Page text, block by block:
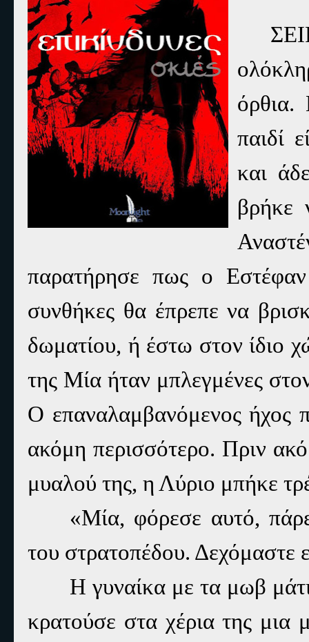
παιδί
και
βρήκε
παρατήρησε πως ο Εστέφαν
συνθήκες θα έπρεπε να
δωματίου, ή έστω στον ίδιο
της Μία ήταν μπλεγμένες
Ο επαναλαμβανόμενος ήχος
ακόμη περισσότερο. Πριν
μυαλού της, η Λύριο μπήκε
«Μία, φόρεσε αυτό,
του στρατοπέδου. Δεχόμαστε
Η γυναίκα με τα μωβ
κρατούσε στα χέρια της μια